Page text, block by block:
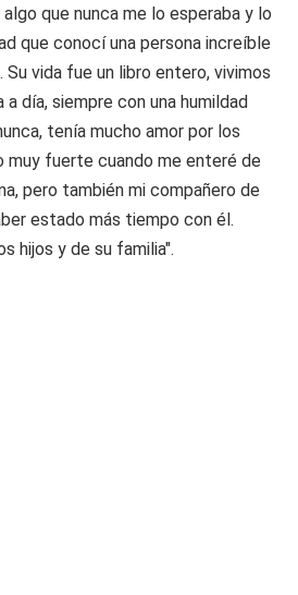
que nunca me lo esperaba y lo
que conocí una persona increíble
vida fue un libro entero, vivimos
día, siempre con una humildad
tenía mucho amor por los
muy fuerte cuando me enteré de
pero también mi compañero de
estado más tiempo con él.
hijos y de su familia".